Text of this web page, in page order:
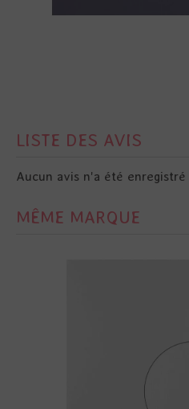
LISTE DES AVIS
Aucun avis n'a été
MÊME MARQUE